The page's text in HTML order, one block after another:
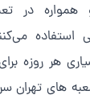
در
استفاده
هر روزه
های تهران